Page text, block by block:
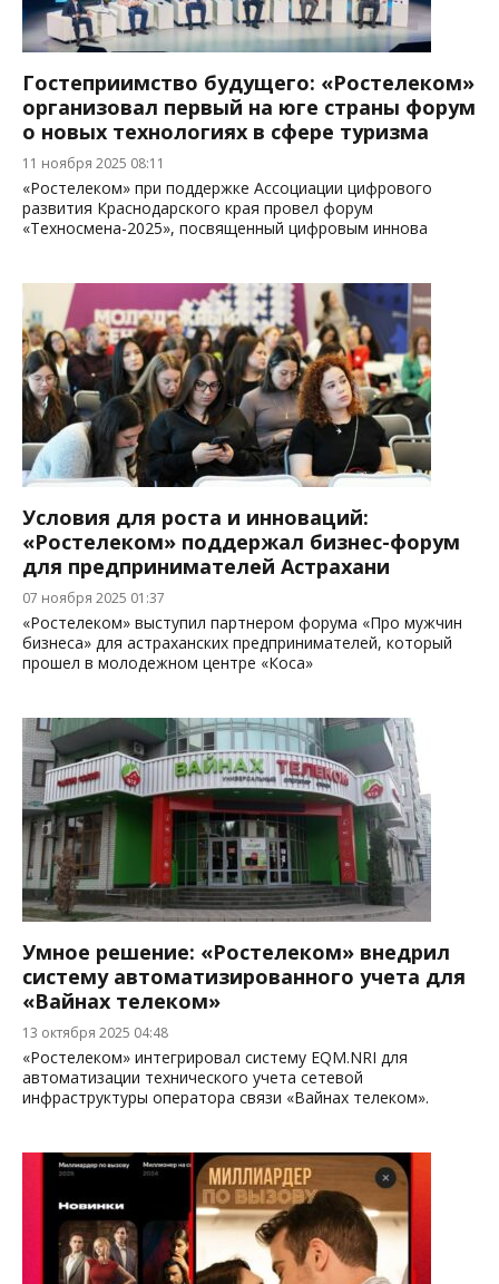
Гостеприимство будущего: «Ростелеком»
организовал первый на юге страны форум
о новых технологиях в сфере туризма
11 ноября 2025 08:11
«Ростелеком» при поддержке Ассоциации цифрового
развития Краснодарского края провел форум
«Техносмена-2025», посвященный цифровым иннова
Условия для роста и инноваций:
«Ростелеком» поддержал бизнес-форум
для предпринимателей Астрахани
07 ноября 2025 01:37
«Ростелеком» выступил партнером форума «Про мужчин
бизнеса» для астраханских предпринимателей, который
прошел в молодежном центре «Коса»
Умное решение: «Ростелеком» внедрил
систему автоматизированного учета для
«Вайнах телеком»
13 октября 2025 04:48
«Ростелеком» интегрировал систему EQM.NRI для
автоматизации технического учета сетевой
инфраструктуры оператора связи «Вайнах телеком».